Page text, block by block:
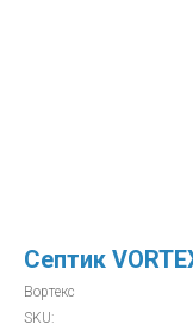
Септик
Вортекс
SKU: